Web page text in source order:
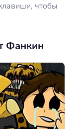
чтобы
Фанкин